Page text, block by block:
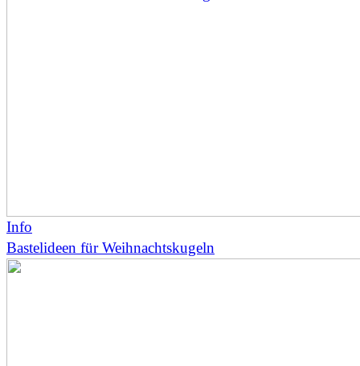
Info
Bastelideen für Weihnachtskugeln